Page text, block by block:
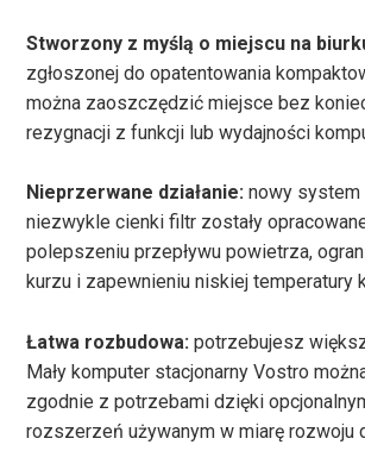
Stworzony z myślą o miejscu na
zgłoszonej do opatentowania
można zaoszczędzić miejsce bez
rezygnacji z funkcji lub wydajności
Nieprzerwane działanie: nowy system
niezwykle cienki filtr zostały
polepszeniu przepływu powietrza,
kurzu i zapewnieniu niskiej temperatury
Łatwa rozbudowa: potrzebujesz
Mały komputer stacjonarny Vostro
zgodnie z potrzebami dzięki
rozszerzeń używanym w miarę rozwoju